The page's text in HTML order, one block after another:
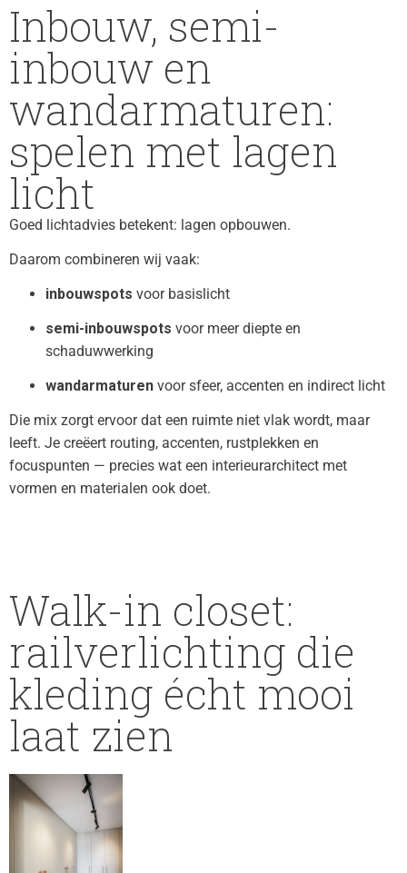
Inbouw, semi-
inbouw en
wandarmaturen:
spelen met lagen
licht
Goed lichtadvies betekent: lagen opbouwen.
Daarom combineren wij vaak:
inbouwspots voor basislicht
semi-inbouwspots voor meer diepte en
schaduwwerking
wandarmaturen voor sfeer, accenten en indirect licht
Die mix zorgt ervoor dat een ruimte niet vlak wordt, maar
leeft. Je creëert routing, accenten, rustplekken en
focuspunten — precies wat een interieurarchitect met
vormen en materialen ook doet.
Walk-in closet:
railverlichting die
kleding écht mooi
laat zien